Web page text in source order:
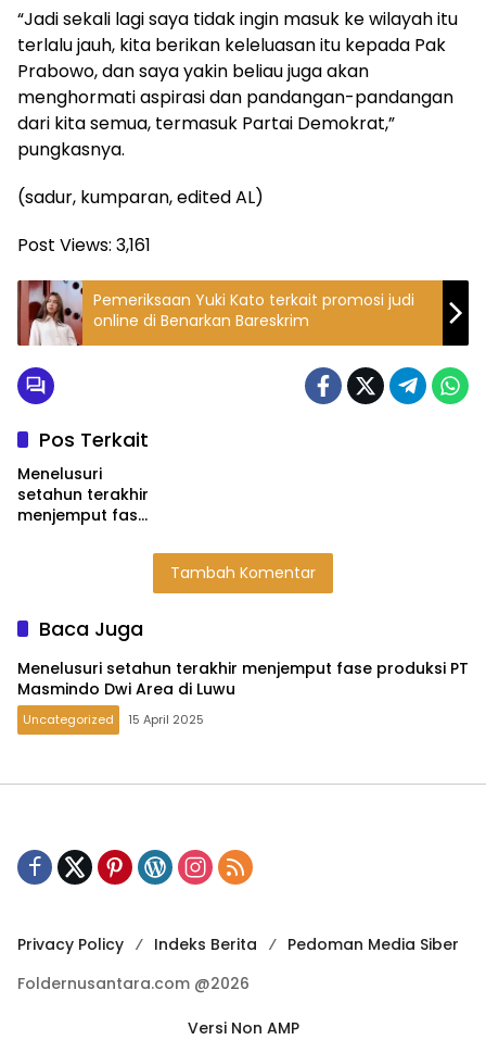
“Jadi sekali lagi saya tidak ingin masuk ke wilayah itu
terlalu jauh, kita berikan keleluasan itu kepada Pak
Prabowo, dan saya yakin beliau juga akan
menghormati aspirasi dan pandangan-pandangan
dari kita semua, termasuk Partai Demokrat,”
pungkasnya.
(sadur, kumparan, edited AL)
Post Views: 3,161
Pemeriksaan Yuki Kato terkait promosi judi
online di Benarkan Bareskrim
Pos Terkait
Menelusuri
setahun terakhir
menjemput fase
Tambah Komentar
Baca Juga
Menelusuri setahun terakhir menjemput fase produksi PT
Masmindo Dwi Area di Luwu
Uncategorized 15 April 2025
Privacy Policy Indeks Berita
Pedoman Media Siber
Foldernusantara.com @2026
Versi Non AMP